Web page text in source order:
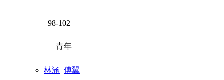
98-102
青年
林涵 傅翼